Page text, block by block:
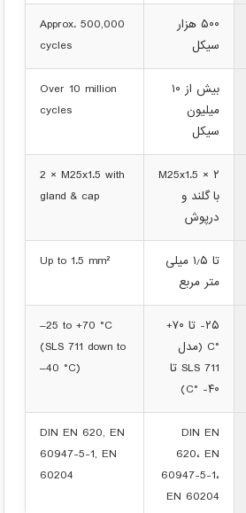
۵۰۰ هزار
سیکل
Approx. 500,000
cycles
بیش از ۱۰
میلیون
سیکل
Over 10 million
cycles
۲ × M25x1.5
با گلند و
درپوش
2 × M25x1.5 with
gland & cap
تا ۱٫۵ میلی
متر مربع
Up to 1.5 mm²
۲۵- تا ۷۰+
°C (مدل
SLS 711 تا
۴۰- °C)
–25 to +70 °C
(SLS 711 down to
–40 °C)
DIN EN
620، EN
60947-5-1،
EN 60204
DIN EN 620, EN
60947-5-1, EN
60204